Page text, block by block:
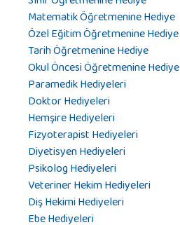
Matematik Öğretmenine Hediye
Özel Eğitim Öğretmenine Hediye
Tarih Öğretmenine Hediye
Okul Öncesi Öğretmenine Hediye
Paramedik Hediyeleri
Doktor Hediyeleri
Hemşire Hediyeleri
Fizyoterapist Hediyeleri
Diyetisyen Hediyeleri
Psikolog Hediyeleri
Veteriner Hekim Hediyeleri
Diş Hekimi Hediyeleri
Ebe Hediyeleri